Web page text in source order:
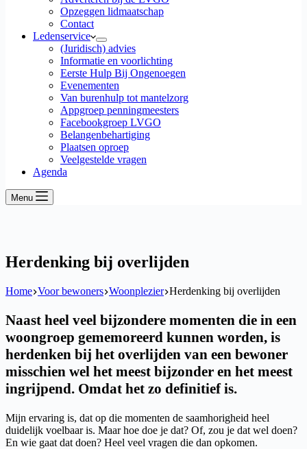
Opzeggen lidmaatschap
Contact
Ledenservice
(Juridisch) advies
Informatie en voorlichting
Eerste Hulp Bij Ongenoegen
Evenementen
Van burenhulp tot mantelzorg
Appgroep penningmeesters
Facebookgroep LVGO
Belangenbehartiging
Plaatsen oproep
Veelgestelde vragen
Agenda
Menu
Herdenking bij overlijden
Home Voor bewoners Woonplezier Herdenking bij overlijden
Naast heel veel bijzondere momenten die in een
woongroep gememoreerd kunnen worden, is
herdenken bij het overlijden van een bewoner
misschien wel het meest bijzonder en het meest
ingrijpend. Omdat het zo definitief is.
Mijn ervaring is, dat op die momenten de saamhorigheid heel
duidelijk voelbaar is. Maar hoe doe je dat? Of, zou je dat wel doen?
En wie gaat dat doen? Heel veel vragen die dan opkomen.